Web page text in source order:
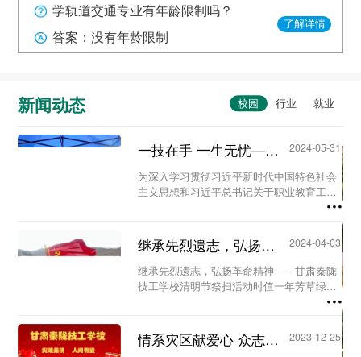
学轨道交通专业有年龄限制吗？
答案：没有年龄限制
了解详情
新闻动态
一技在手 一生无忧——甘肃秦陇技工学校职教活动周系列活动...
2024-05-31
为深入学习贯彻习近平新时代中国特色社会
主义思想和习近平总书记关于职业教育工作
的重要指示精神及全国职业教育大会精神，
人人享有技能的校园氛围。5月23日至29
日，我校...
继承先烈遗志，弘扬革命精神-甘肃秦陇技工学校清明节祭扫活动...
2024-04-03
继承先烈遗志，弘扬革命精神——甘肃秦陇
技工学校清明节祭扫活动时值一年芳草绿，
又是一年清明时。为缅怀革命先烈、铭记历
烈精神，在党支部及校团委的组织领导下，
我校于20...
情系灾区献爱心 众志成城渡难关...
2023-12-25